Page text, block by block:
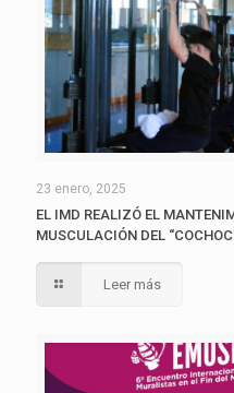
23 enero, 2025
EL IMD REALIZÓ EL
MUSCULACIÓN DEL
Leer más